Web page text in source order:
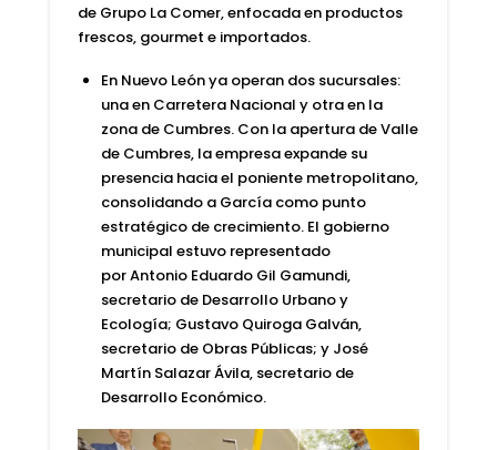
de Grupo La Comer, enfocada en productos
frescos, gourmet e importados.
En Nuevo León ya operan dos sucursales:
una en Carretera Nacional y otra en la
zona de Cumbres. Con la apertura de Valle
de Cumbres, la empresa expande su
presencia hacia el poniente metropolitano,
consolidando a García como punto
estratégico de crecimiento. El gobierno
municipal estuvo representado
porAntonio Eduardo Gil Gamundi,
secretario de Desarrollo Urbano y
Ecología; Gustavo Quiroga Galván,
secretario de Obras Públicas; y José
Martín Salazar Ávila, secretario de
Desarrollo Económico.